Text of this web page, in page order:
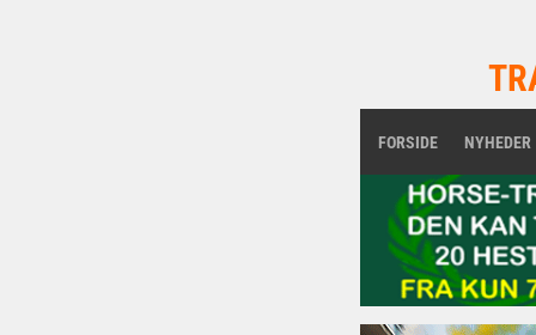
FORSIDE NYHEDER